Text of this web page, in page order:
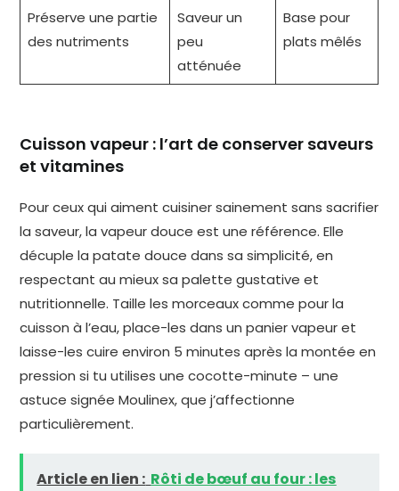
Préserve une partie
des nutriments
Saveur un
peu
atténuée
Base pour
plats mêlés
Cuisson vapeur : l’art de conserver saveurs
et vitamines
Pour ceux qui aiment cuisiner sainement sans sacrifier
la saveur, la vapeur douce est une référence. Elle
décuple la patate douce dans sa simplicité, en
respectant au mieux sa palette gustative et
nutritionnelle. Taille les morceaux comme pour la
cuisson à l’eau, place-les dans un panier vapeur et
laisse-les cuire environ 5 minutes après la montée en
pression si tu utilises une cocotte-minute – une
astuce signée Moulinex, que j’affectionne
particulièrement.
Article en lien : Rôti de bœuf au four : les